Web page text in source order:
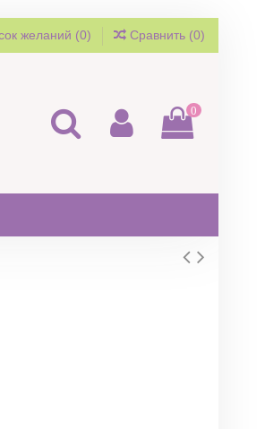
желаний (0) Сравнить (0)
0